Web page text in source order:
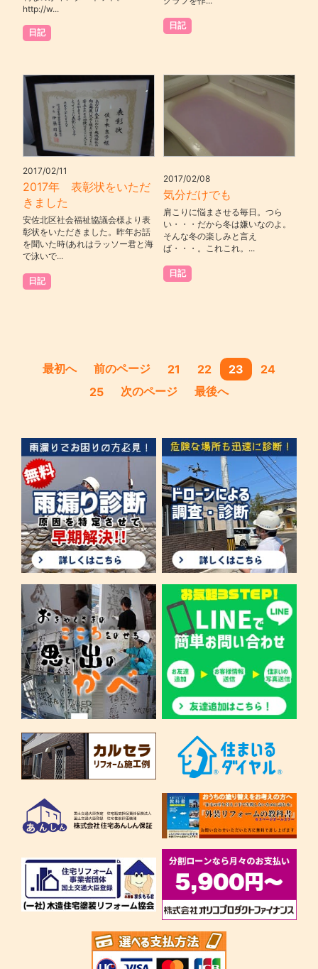
http://w...
日記
日記
2017/02/11
2017年 表彰状をいただ
きました
安佐北区社会福祉協議会様より表
彰状をいただきました。昨年お話
を聞いた時(あれはラッソー君と海
で泳いで...
日記
2017/02/08
気分だけでも
肩こりに悩まさせる毎日。つら
い・・・だから冬は嫌いなのよ。
そんな冬の楽しみと言え
ば・・・。これこれ。...
日記
最初へ 前のページ 21 22 23
24
25
次のページ 最後へ